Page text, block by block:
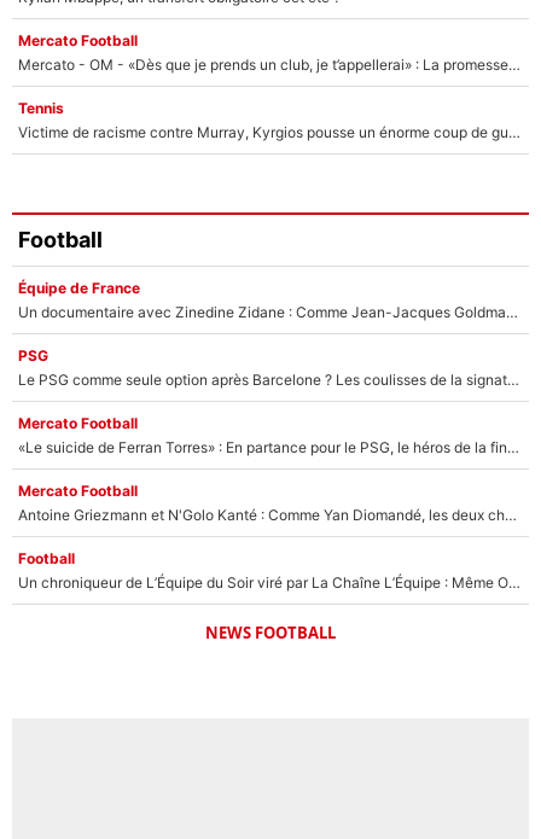
Mercato Football
Mercato - OM - «Dès que je prends un club, je t’appellerai» : La promesse de Marcelino au moment de claquer la porte
Tennis
Victime de racisme contre Murray, Kyrgios pousse un énorme coup de gueule !
Football
Équipe de France
Un documentaire avec Zinedine Zidane : Comme Jean-Jacques Goldman et Mylène Farmer, le nouveau sélectionneur de l'équipe de France a recalé une journaliste très connue
PSG
Le PSG comme seule option après Barcelone ? Les coulisses de la signature historique de Lionel Messi sont révélées au grand jour !
Mercato Football
«Le suicide de Ferran Torres» : En partance pour le PSG, le héros de la finale de la Coupe du monde s'attire les foudres de la presse espagnole !
Mercato Football
Antoine Griezmann et N'Golo Kanté : Comme Yan Diomandé, les deux champions du monde ont refusé de signer au PSG !
Football
Un chroniqueur de L’Équipe du Soir viré par La Chaîne L’Équipe : Même Olivier Ménard n’avait pas pu empêcher son départ, «je l’ai appris sur Twitter, je l’ai vécu assez mal»
NEWS FOOTBALL